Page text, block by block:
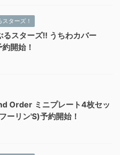
ターズ！
るスターズ!! うちわカバー
開始！
Order ミニプレート4枚セッ
ーリン'S)予約開始！